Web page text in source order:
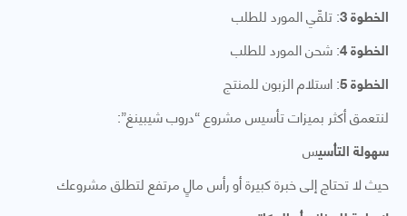
الخطوة 3 : تلقّي المورد للطلب
الخطوة 4 : شحن المورد للطلب
الخطوة 5 : استلام الزبون للمنتج
لنتعمق أكثر بميزات تأسيس مشروع “دروب شيبينغ”:
سهولةالتأسيس
حيث لا تحتاج إلى خبرة كبيرة أو رأس مالٍ مرتفع لتطلق مشروعك